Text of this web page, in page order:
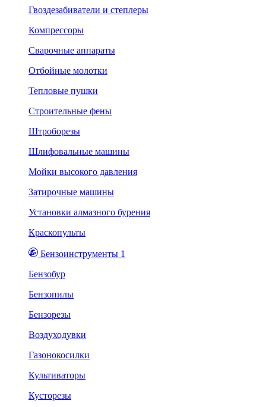
Гвоздезабиватели и степлеры
Компрессоры
Сварочные аппараты
Отбойные молотки
Тепловые пушки
Строительные фены
Штроборезы
Шлифовальные машины
Мойки высокого давления
Затирочные машины
Установки алмазного бурения
Краскопульты
Бензоинструменты 1
Бензобур
Бензопилы
Бензорезы
Воздуходувки
Газонокосилки
Культиваторы
Кусторезы